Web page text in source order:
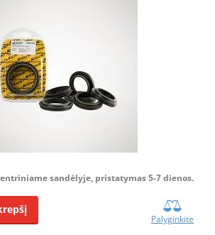
sandėlyje, pristatymas 5-7 dienos.
Palyginkite